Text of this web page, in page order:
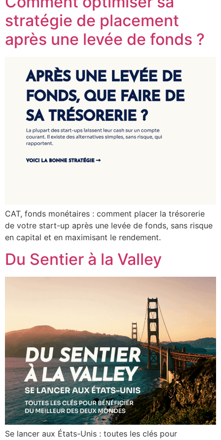
stratégie de placement
après une levée de fonds ?
CAT, fonds monétaires : comment placer la trésorerie
de votre start-up après une levée de fonds, sans risque
en capital et en maximisant le rendement.
Du Sentier à la Valley
Se lancer aux États-Unis : toutes les clés pour